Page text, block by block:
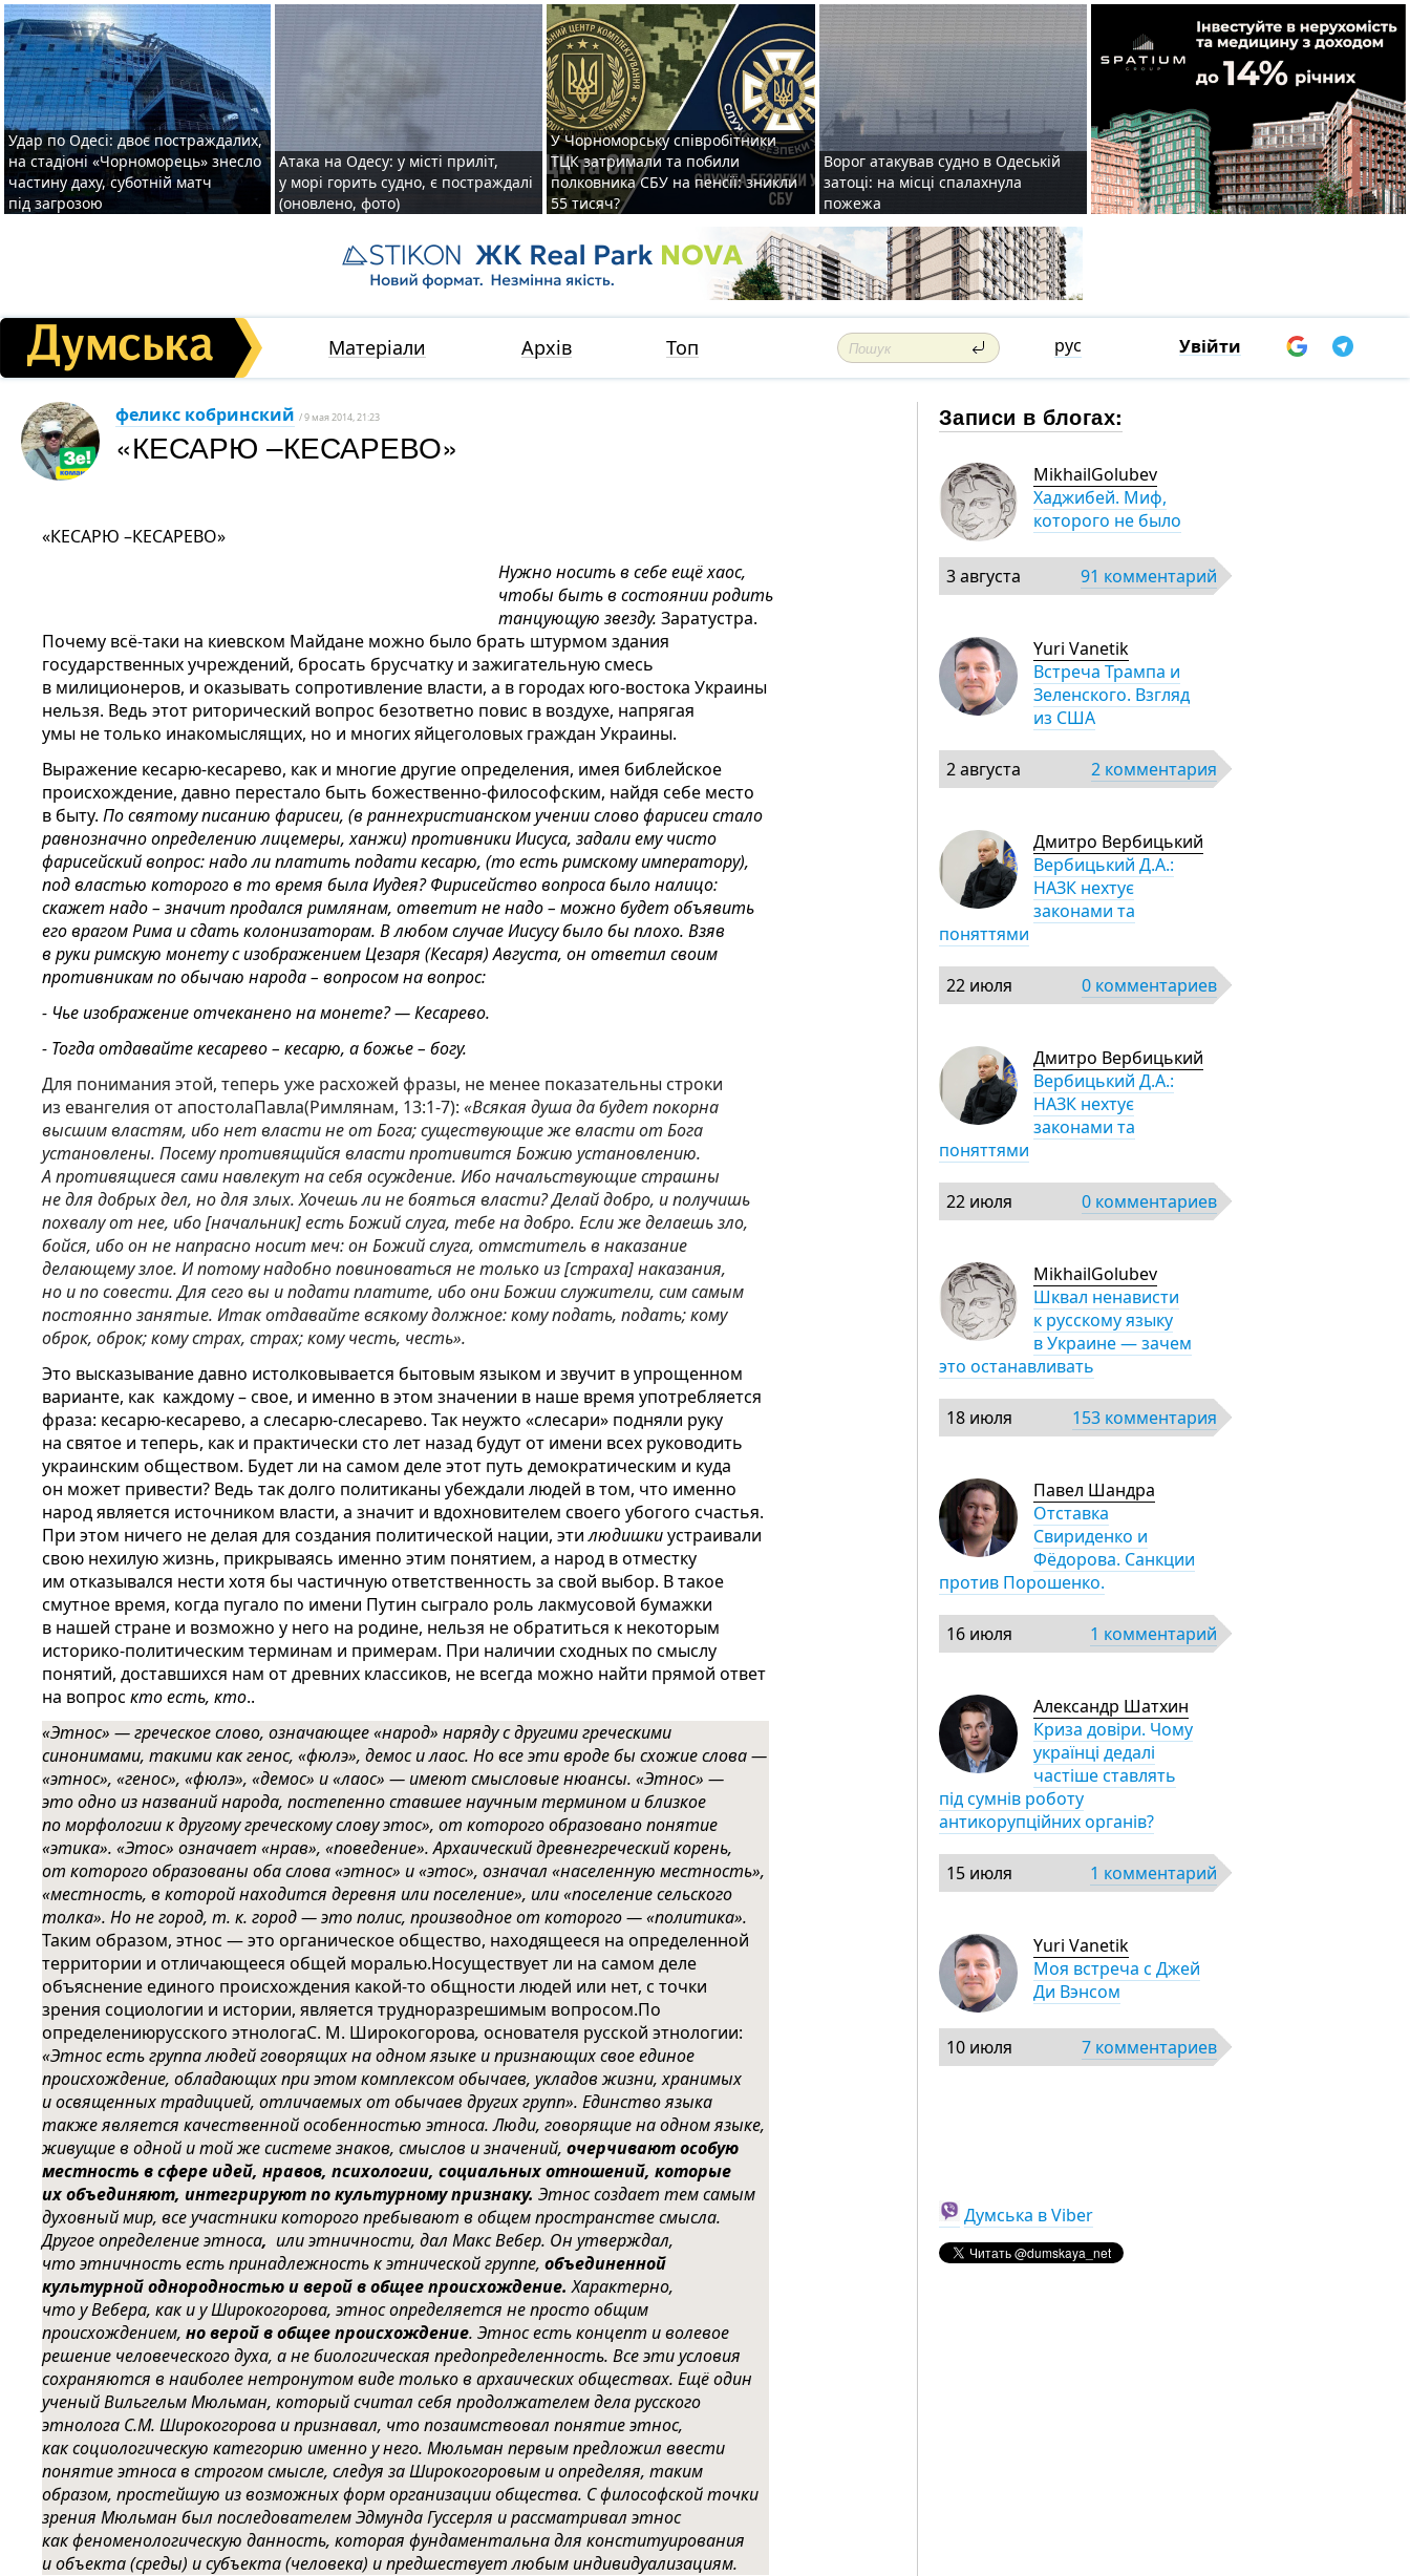
Удар по Одесі: двоє постраждалих,
на стадіоні «Чорноморець» знесло
частину даху, суботній матч
під загрозою
Атака на Одесу: у місті приліт,
у морі горить судно, є постраждалі
(оновлено, фото)
У Чорноморську співробітники
ТЦК затримали та побили
полковника СБУ на пенсії: зникли
55 тисяч?
Ворог атакував судно в Одеській
затоці: на місці спалахнула
пожежа
Матеріали Архів Топ рус Увійти
феликс кобринский / 9 мая 2014, 21:23
«КЕСАРЮ –КЕСАРЕВО»
«КЕСАРЮ –КЕСАРЕВО»
Нужно носить в себе ещё хаос,
чтобы быть в состоянии родить
танцующую звезду. Заратустра.
Почему всё-таки на киевском Майдане можно было брать штурмом здания
государственных учреждений, бросать брусчатку и зажигательную смесь
в милиционеров, и оказывать сопротивление власти, а в городах юго-востока Украины
нельзя. Ведь этот риторический вопрос безответно повис в воздухе, напрягая
умы не только инакомыслящих, но и многих яйцеголовых граждан Украины.
Выражение кесарю-кесарево, как и многие другие определения, имея библейское
происхождение, давно перестало быть божественно-философским, найдя себе место
в быту. По святому писанию фарисеи, (в раннехристианском учении слово фарисеи стало
равнозначно определению лицемеры, ханжи) противники Иисуса, задали ему чисто
фарисейский вопрос: надо ли платить подати кесарю, (то есть римскому императору),
под властью которого в то время была Иудея? Фирисейство вопроса было налицо:
скажет надо – значит продался римлянам, ответит не надо – можно будет объявить
его врагом Рима и сдать колонизаторам. В любом случае Иисусу было бы плохо. Взяв
в руки римскую монету с изображением Цезаря (Кесаря) Августа, он ответил своим
противникам по обычаю народа – вопросом на вопрос:
- Чье изображение отчеканено на монете? — Кесарево.
- Тогда отдавайте кесарево – кесарю, а божье – богу.
Для понимания этой, теперь уже расхожей фразы, не менее показательны строки
из евангелия от апостолаПавла(Римлянам, 13:1-7): «Всякая душа да будет покорна
высшим властям, ибо нет власти не от Бога; существующие же власти от Бога
установлены. Посему противящийся власти противится Божию установлению.
А противящиеся сами навлекут на себя осуждение. Ибо начальствующие страшны
не для добрых дел, но для злых. Хочешь ли не бояться власти? Делай добро, и получишь
похвалу от нее, ибо [начальник] есть Божий слуга, тебе на добро. Если же делаешь зло,
бойся, ибо он не напрасно носит меч: он Божий слуга, отмститель в наказание
делающему злое. И потому надобно повиноваться не только из [страха] наказания,
но и по совести. Для сего вы и подати платите, ибо они Божии служители, сим самым
постоянно занятые. Итак отдавайте всякому должное: кому подать, подать; кому
оброк, оброк; кому страх, страх; кому честь, честь».
Это высказывание давно истолковывается бытовым языком и звучит в упрощенном
варианте, как каждому – свое, и именно в этом значении в наше время употребляется
фраза: кесарю-кесарево, а слесарю-слесарево. Так неужто «слесари» подняли руку
на святое и теперь, как и практически сто лет назад будут от имени всех руководить
украинским обществом. Будет ли на самом деле этот путь демократическим и куда
он может привести? Ведь так долго политиканы убеждали людей в том, что именно
народ является источником власти, а значит и вдохновителем своего убогого счастья.
При этом ничего не делая для создания политической нации, этилюдишкиустраивали
свою нехилую жизнь, прикрываясь именно этим понятием, а народ в отместку
им отказывался нести хотя бы частичную ответственность за свой выбор. В такое
смутное время, когда пугало по имени Путин сыграло роль лакмусовой бумажки
в нашей стране и возможно у него на родине, нельзя не обратиться к некоторым
историко-политическим терминам и примерам. При наличии сходных по смыслу
понятий, доставшихся нам от древних классиков, не всегда можно найти прямой ответ
на вопрос кто есть, кто..
«Этнос» — греческое слово, означающее «народ» наряду с другими греческими
синонимами, такими как генос, «фюлэ», демос и лаос. Но все эти вроде бы схожие слова —
«этнос», «генос», «фюлэ», «демос» и «лаос» — имеют смысловые нюансы. «Этнос» —
это одно из названий народа, постепенно ставшее научным термином и близкое
по морфологии к другому греческому слову этос», от которого образовано понятие
«этика». «Этос» означает «нрав», «поведение». Архаический древнегреческий корень,
от которого образованы оба слова «этнос» и «этос», означал «населенную местность»,
«местность, в которой находится деревня или поселение», или «поселение сельского
толка». Но не город, т. к. город — это полис, производное от которого — «политика».
Таким образом, этнос — это органическое общество, находящееся на определенной
территории и отличающееся общей моралью.Носуществует ли на самом деле
объяснение единого происхождения какой-то общности людей или нет, с точки
зрения социологии и истории, является трудноразрешимым вопросом.По
определениюрусского этнологаС. М. Широкогорова, основателя русской этнологии:
«Этнос есть группа людей говорящих на одном языке и признающих свое единое
происхождение, обладающих при этом комплексом обычаев, укладов жизни, хранимых
и освященных традицией, отличаемых от обычаев других групп». Единство языка
также является качественной особенностью этноса. Люди, говорящие на одном языке,
живущие в одной и той же системе знаков, смыслов и значений, очерчивают особую
местность в сфере идей, нравов, психологии, социальных отношений, которые
их объединяют, интегрируют по культурному признаку. Этнос создает тем самым
духовный мир, все участники которого пребывают в общем пространстве смысла.
Другое определениеэтноса, или этничности, дал Макс Вебер. Он утверждал,
что этничность есть принадлежность к этнической группе, объединенной
культурной однородностью и верой в общеепроисхождение. Характерно,
что у Вебера, как и у Широкогорова, этнос определяется не просто общим
происхождением, но верой в общее происхождение. Этнос есть концепт и волевое
решение человеческого духа, а не биологическая предопределенность. Все эти условия
сохраняются в наиболее нетронутом виде только в архаических обществах. Ещё один
ученыйВильгельм Мюльман, который считал себя продолжателем дела русского
этнолога С.М. Широкогорова и признавал, что позаимствовал понятие этнос,
как социологическую категорию именно у него. Мюльман первым предложил ввести
понятие этноса в строгом смысле, следуя за Широкогоровым и определяя, таким
образом, простейшую из возможных форм организации общества. С философской точки
зрения Мюльман был последователем Эдмунда Гуссерля и рассматривал этнос
как феноменологическую данность, которая фундаментальна для конституирования
и объекта (среды) и субъекта (человека) и предшествует любым индивидуализациям.
Записи в блогах:
MikhailGolubev
Хаджибей. Миф,
которого не было
3 августа 91 комментарий
Yuri Vanetik
Встреча Трампа и
Зеленского. Взгляд
из США
2 августа 2 комментария
Дмитро Вербицький
Вербицький Д.А.:
НАЗК нехтує
законами та
поняттями
22 июля 0 комментариев
Дмитро Вербицький
Вербицький Д.А.:
НАЗК нехтує
законами та
поняттями
22 июля 0 комментариев
MikhailGolubev
Шквал ненависти
к русскому языку
в Украине — зачем
это останавливать
18 июля 153 комментария
Павел Шандра
Отставка
Свириденко и
Фёдорова. Санкции
против Порошенко.
16 июля 1 комментарий
Александр Шатхин
Криза довіри. Чому
українці дедалі
частіше ставлять
під сумнів роботу
антикорупційних органів?
15 июля 1 комментарий
Yuri Vanetik
Моя встреча с Джей
Ди Вэнсом
10 июля 7 комментариев
Думська в Viber